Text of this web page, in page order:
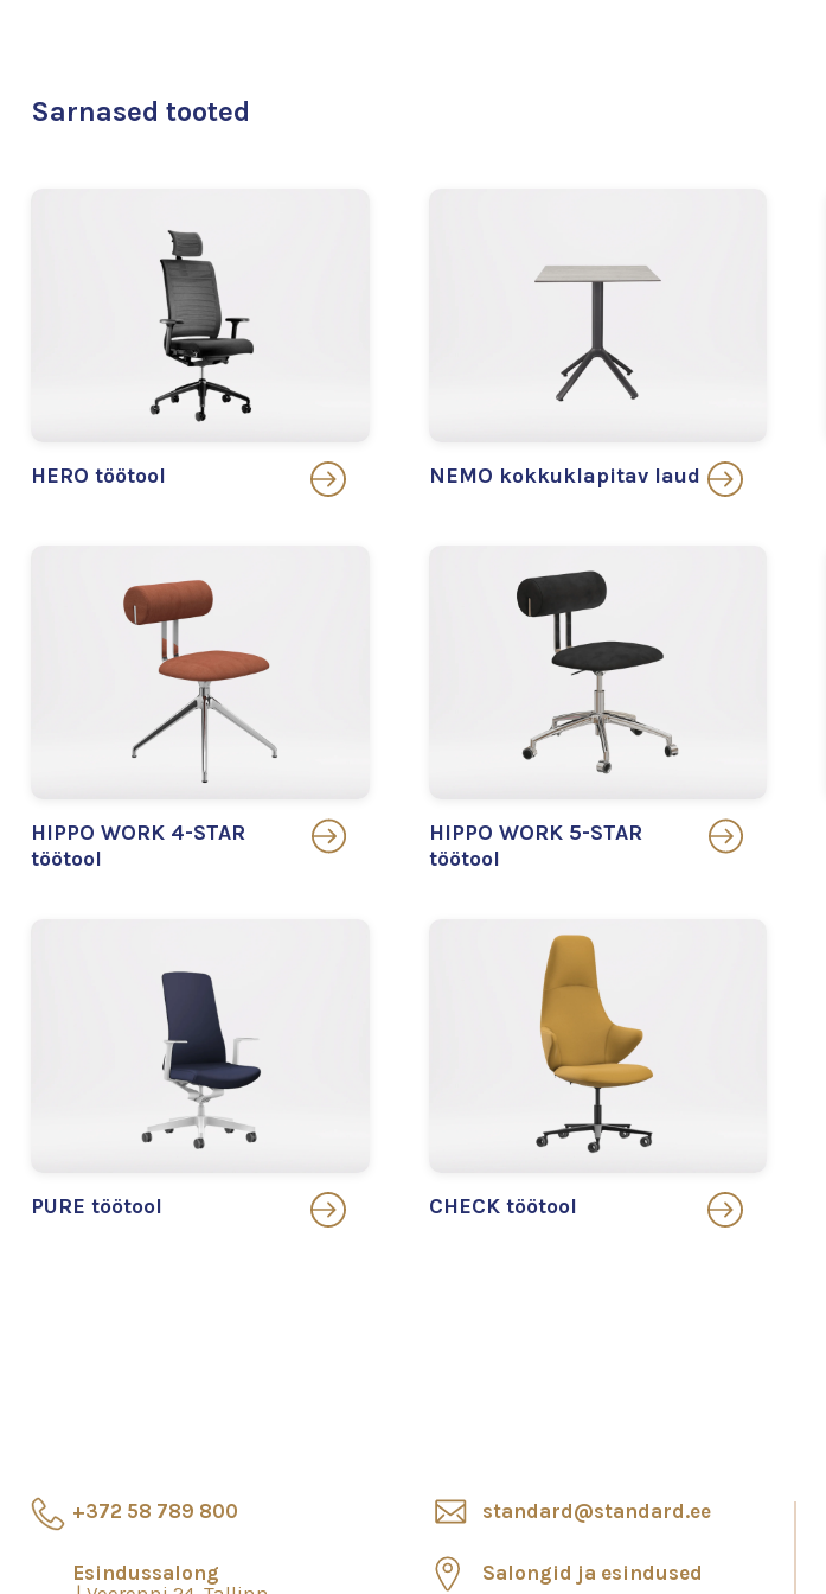
Sarnased tooted
HERO töötool NEMO kokkuklapitav laud
HIPPO WORK 4-STAR
töötool
HIPPO WORK 5-STAR
töötool
PURE töötool CHECK töötool
+372 58 789 800
Esindussalong
standard@standard.ee
Salongid ja esindused